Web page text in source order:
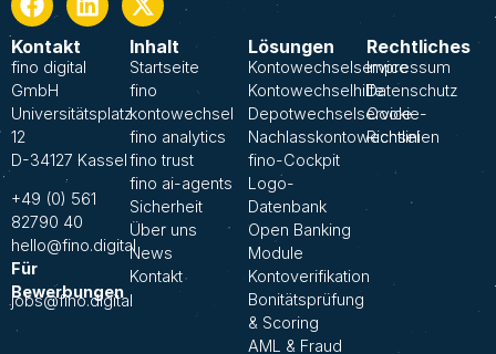
Kontakt
fino digital
GmbH
Universitätsplatz
12
D-34127 Kassel
+49 (0) 561
82790 40
hello@fino.digital
Für
Bewerbungen
jobs@fino.digital
Inhalt
Startseite
fino
kontowechsel
fino analytics
fino trust
fino ai-agents
Sicherheit
Über uns
News
Kontakt
Lösungen
Kontowechselservice
Kontowechselhilfe
Depotwechselservice
Nachlasskontowechsel
fino-Cockpit
Logo-
Datenbank
Open Banking
Module
Kontoverifikation
Bonitätsprüfung
& Scoring
AML & Fraud
Rechtliches
Impressum
Datenschutz
Cookie-
Richtlinien